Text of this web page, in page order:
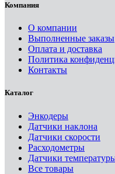
Компания
О компании
Выполненные заказы
Оплата и доставка
Политика
Контакты
Каталог
Энкодеры
Датчики наклона
Датчики скорости
Расходометры
Датчики
Все товары